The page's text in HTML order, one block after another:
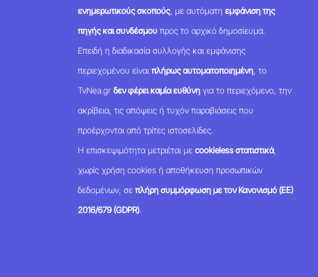
ενημερωτικούς σκοπούς , με αυτόματηεμφάνιση της
πηγής και συνδέσμου προς το αρχικό δημοσίευμα.
Επειδή η διαδικασία συλλογής και εμφάνισης
περιεχομένου είναιπλήρως αυτοματοποιημένη , το
TvNea.grδεν φέρει καμία ευθύνη για το περιεχόμενο, την
ακρίβεια, τις απόψεις ή τυχόν παραβιάσεις που
προέρχονται από τρίτες ιστοσελίδες.
Η επισκεψιμότητα μετριέται μεcookieless στατιστικά,
χωρίς χρήση cookies ή αποθήκευση προσωπικών
δεδομένων, σεπλήρη συμμόρφωση με τον Κανονισμό (ΕΕ)
2016/679 (GDPR).